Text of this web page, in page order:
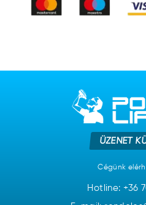
ÜZENET
Cégünk
Hotline: +36